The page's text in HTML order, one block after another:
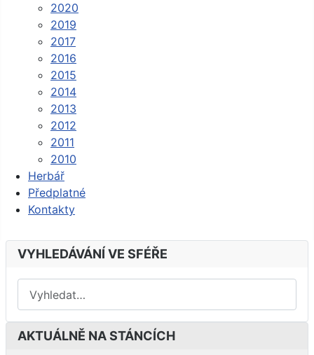
2020
2019
2017
2016
2015
2014
2013
2012
2011
2010
Herbář
Předplatné
Kontakty
VYHLEDÁVÁNÍ VE SFÉŘE
AKTUÁLNĚ NA STÁNCÍCH